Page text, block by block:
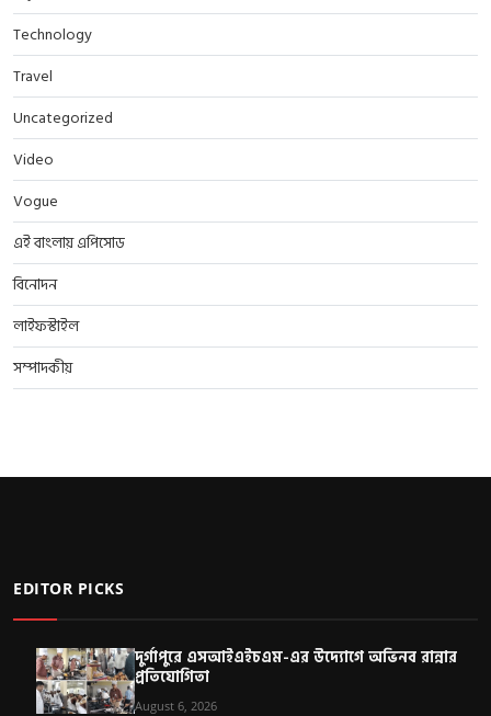
Technology
Travel
Uncategorized
Video
Vogue
এই বাংলায় এপিসোড
বিনোদন
লাইফস্টাইল
সম্পাদকীয়
EDITOR PICKS
দুর্গাপুরে এসআইএইচএম-এর উদ্যোগে অভিনব রান্নার
প্রতিযোগিতা
August 6, 2026